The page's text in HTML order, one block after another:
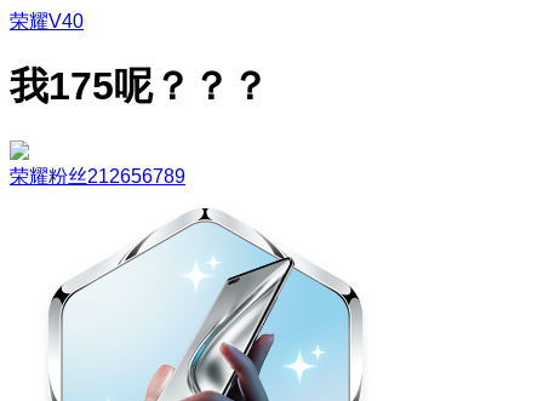
荣耀V40
我175呢？？？
荣耀粉丝212656789